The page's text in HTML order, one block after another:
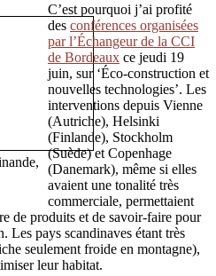
C’est pourquoi j’ai profité
des conférences organisées
par l’Échangeur de la CCI
de Bordeaux ce jeudi 19
juin, sur ‘Éco-construction et
nouvelles technologies’. Les
interventions depuis Vienne
(Autriche), Helsinki
(Finlande), Stockholm
(Suède) et Copenhage
(Danemark), même si elles
avaient une tonalité très
commerciale, permettaient
de produits et de savoir-faire pour
Les pays scandinaves étant très
seulement froide en montagne),
leur habitat.